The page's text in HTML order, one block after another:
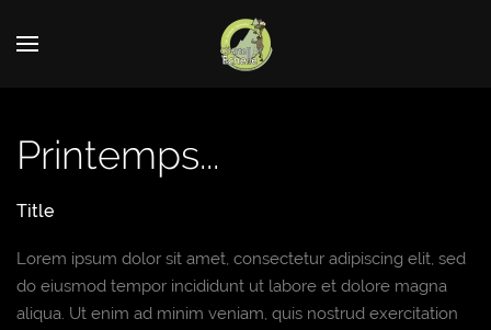
Printemps...
Title
Lorem ipsum dolor sit amet, consectetur adipiscing elit, sed
do eiusmod tempor incididunt ut labore et dolore magna
aliqua. Ut enim ad minim veniam, quis nostrud exercitation